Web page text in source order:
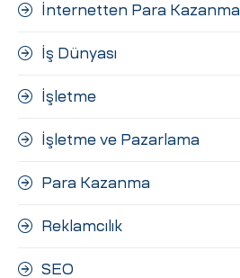
İnternetten Para Kazanma
İş Dünyası
İşletme
İşletme ve Pazarlama
Para Kazanma
Reklamcılık
SEO